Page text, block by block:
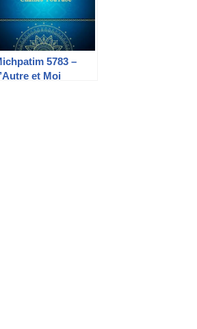
5783 –
et Moi